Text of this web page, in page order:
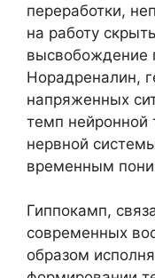
переработки,
на работу
высвобождение
Норадреналин,
напряженных
темп нейронной
нервной
временным
Гиппокамп,
современных
образом